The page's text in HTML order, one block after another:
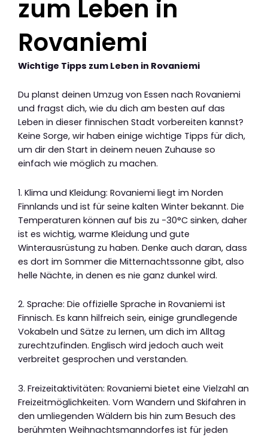
zum Leben in
Rovaniemi
Wichtige Tipps zum Leben in Rovaniemi
Du planst deinen Umzug von Essen nach Rovaniemi
und fragst dich, wie du dich am besten auf das
Leben in dieser finnischen Stadt vorbereiten kannst?
Keine Sorge, wir haben einige wichtige Tipps für dich,
um dir den Start in deinem neuen Zuhause so
einfach wie möglich zu machen.
1. Klima und Kleidung: Rovaniemi liegt im Norden
Finnlands und ist für seine kalten Winter bekannt. Die
Temperaturen können auf bis zu -30°C sinken, daher
ist es wichtig, warme Kleidung und gute
Winterausrüstung zu haben. Denke auch daran, dass
es dort im Sommer die Mitternachtssonne gibt, also
helle Nächte, in denen es nie ganz dunkel wird.
2. Sprache: Die offizielle Sprache in Rovaniemi ist
Finnisch. Es kann hilfreich sein, einige grundlegende
Vokabeln und Sätze zu lernen, um dich im Alltag
zurechtzufinden. Englisch wird jedoch auch weit
verbreitet gesprochen und verstanden.
3. Freizeitaktivitäten: Rovaniemi bietet eine Vielzahl an
Freizeitmöglichkeiten. Vom Wandern und Skifahren in
den umliegenden Wäldern bis hin zum Besuch des
berühmten Weihnachtsmanndorfes ist für jeden